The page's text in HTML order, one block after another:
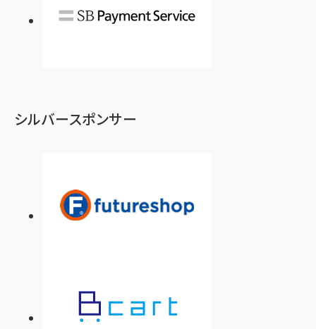
シルバースポンサー